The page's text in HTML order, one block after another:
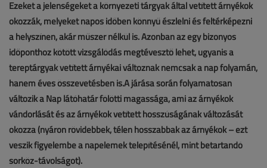
Ezeket a jelenségeket a környezeti tárgyak által vetített árnyékok
okozzák, melyeket napos időben könnyű észlelni és feltérképezni
a helyszínen, akár műszer nélkül is. Azonban az egy bizonyos
időponthoz kötött vizsgálódás megtévesztő lehet, ugyanis a
tereptárgyak vetített árnyékai változnak nemcsak a nap folyamán,
hanem éves összevetésben is.A járása során folyamatosan
változik a Nap látóhatár fölötti magassága, ami az árnyékok
vándorlását és az árnyékok vetített hosszúságának változását
okozza (nyáron rövidebbek, télen hosszabbak az árnyékok – ezt
veszik figyelembe a napelemek telepítésénél, mint betartandó
sorköz-távolságot).